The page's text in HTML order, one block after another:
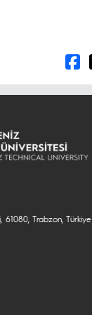
61080, Trabzon, Türkiye